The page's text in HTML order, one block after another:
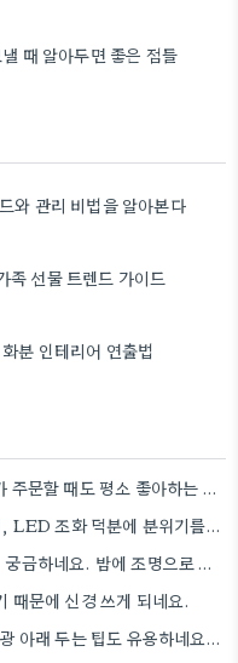
때 알아두면 좋은 점들
와 관리 비법을 알아본다
족 선물 트렌드 가이드
분 인테리어 연출법
사진 보여주는 게 정말 중요하네요. 제가 주문할 때도 평소 좋아하는 색깔 사진을 캡쳐해서 보내고, 마음에…
저도 생화는 금방 시드는 게 아쉬웠는데, LED 조화 덕분에 분위기를 낼 때 유용하네요. 특히 조명…
빛의 각도에 따라 색이 어떻게 변하는지 궁금하네요. 밤에 조명으로 활용하는 방법도 좋겠어요.
때문에 신경 쓰게 되네요.
LED 조화 빛깔이 변색되는 부분, 자연광 아래 두는 팁도 유용하네요. 제가 꽃을 오래 보관하는 방법으로…